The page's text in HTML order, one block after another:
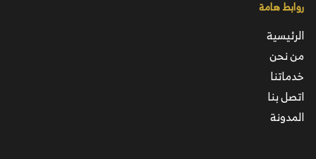
روابط هامة
الرئيسية
من نحن
خدماتنا
اتصل بنا
المدونة